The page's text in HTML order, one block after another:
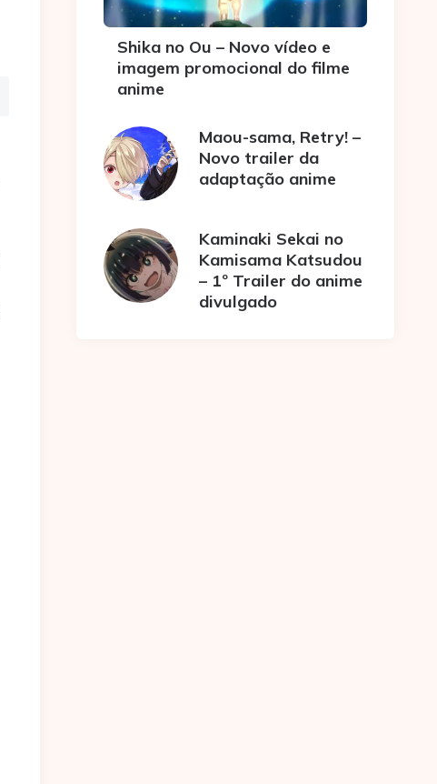
Shika no Ou – Novo vídeo e
imagem promocional do filme
anime
Maou-sama, Retry! –
Novo trailer da
adaptação anime
Kaminaki Sekai no
Kamisama Katsudou
– 1º Trailer do anime
divulgado